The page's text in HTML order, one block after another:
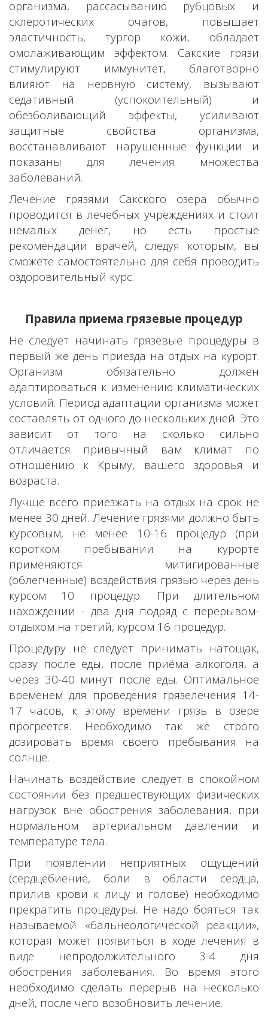
организма, рассасыванию рубцовых и
склеротических очагов, повышает
эластичность, тургор кожи, обладает
омолаживающим эффектом. Сакские грязи
стимулируют иммунитет, благотворно
влияют на нервную систему, вызывают
седативный (успокоительный) и
обезболивающий эффекты, усиливают
защитные свойства организма,
восстанавливают нарушенные функции и
показаны для лечения множества
заболеваний.
Лечение грязями Сакского озера обычно
проводится в лечебных учреждениях и стоит
немалых денег, но есть простые
рекомендации врачей, следуя которым, вы
сможете самостоятельно для себя проводить
оздоровительный курс.
Правила приема грязевые процедур
Не следует начинать грязевые процедуры в
первый же день приезда на отдых на курорт.
Организм обязательно должен
адаптироваться к изменению климатических
условий. Период адаптации организма может
составлять от одного до нескольких дней. Это
зависит от того на сколько сильно
отличается привычный вам климат по
отношению к Крыму, вашего здоровья и
возраста.
Лучше всего приезжать на отдых на срок не
менее 30 дней. Лечение грязями должно быть
курсовым, не менее 10-16 процедур (при
коротком пребывании на курорте
применяются митигированные
(облегченные) воздействия грязью через день
курсом 10 процедур. При длительном
нахождении - два дня подряд с перерывом-
отдыхом на третий, курсом 16 процедур.
Процедуру не следует принимать натощак,
сразу после еды, после приёма алкоголя, а
через 30-40 минут после еды. Оптимальное
временем для проведения грязелечения 14-
17 часов, к этому времени грязь в озере
прогреется. Необходимо так же строго
дозировать время своего пребывания на
солнце.
Начинать воздействие следует в спокойном
состоянии без предшествующих физических
нагрузок вне обострения заболевания, при
нормальном артериальном давлении и
температуре тела.
При появлении неприятных ощущений
(сердцебиение, боли в области сердца,
прилив крови к лицу и голове) необходимо
прекратить процедуры. Не надо бояться так
называемой «бальнеологической реакции»,
которая может появиться в ходе лечения в
виде непродолжительного 3-4 дня
обострения заболевания. Во время этого
необходимо сделать перерыв на несколько
дней, после чего возобновить лечение.